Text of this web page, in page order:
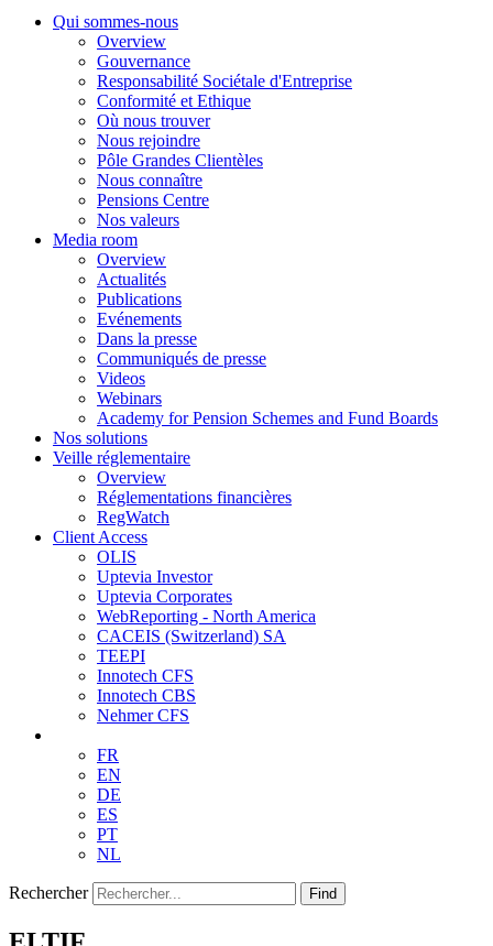
Qui sommes-nous
Overview
Gouvernance
Responsabilité Sociétale d'Entreprise
Conformité et Ethique
Où nous trouver
Nous rejoindre
Pôle Grandes Clientèles
Nous connaître
Pensions Centre
Nos valeurs
Media room
Overview
Actualités
Publications
Evénements
Dans la presse
Communiqués de presse
Videos
Webinars
Academy for Pension Schemes and Fund Boards
Nos solutions
Veille réglementaire
Overview
Réglementations financières
RegWatch
Client Access
OLIS
Uptevia Investor
Uptevia Corporates
WebReporting - North America
CACEIS (Switzerland) SA
TEEPI
Innotech CFS
Innotech CBS
Nehmer CFS
FR
EN
DE
ES
PT
NL
Rechercher Find